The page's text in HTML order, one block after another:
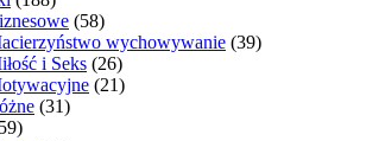
(58)
wychowywanie (39)
i Seks (26)
(21)
(31)